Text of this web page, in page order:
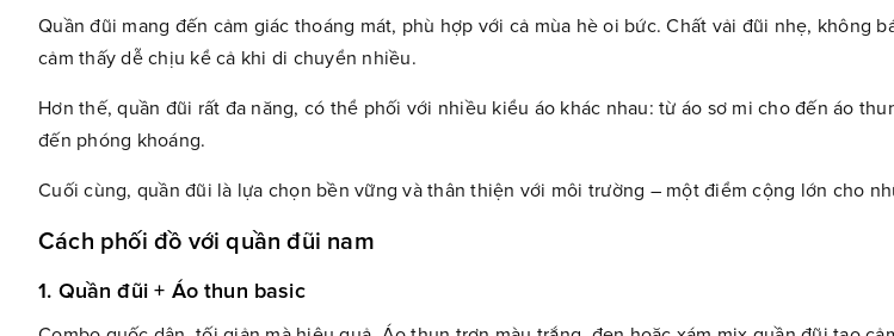
Quần đũi mang đến cảm giác thoáng mát, phù hợp với cả mùa hè oi bức. Chất vải đũi nhẹ, không
cảm thấy dễ chịu kể cả khi di chuyển nhiều.
Hơn thế, quần đũi rất đa năng, có thể phối với nhiều kiểu áo khác nhau: từ áo sơ mi cho đến áo
đến phóng khoáng.
Cuối cùng, quần đũi là lựa chọn bền vững và thân thiện với môi trường – một điểm cộng lớn cho
Cách phối đồ với quần đũi nam
1. Quần đũi + Áo thun basic